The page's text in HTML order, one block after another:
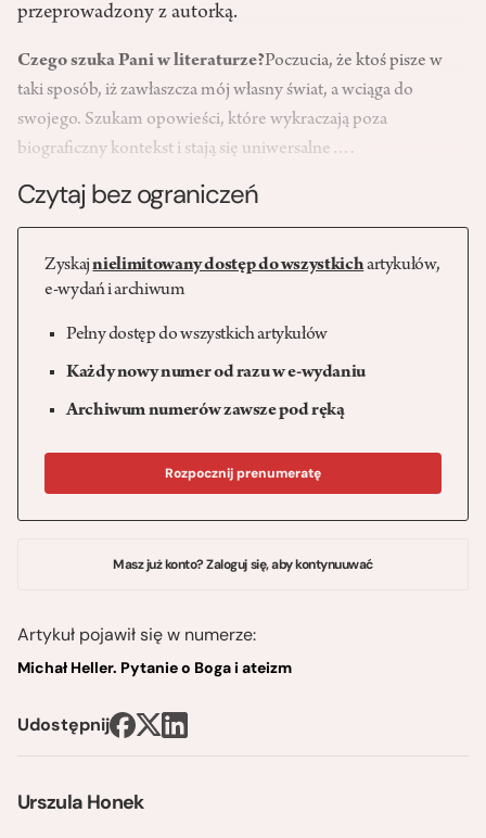
Urszula Honek
przeprowadzony z autorką.
Czego szuka Pani w literaturze?Poczucia, że ktoś pisze w
taki sposób, iż zawłaszcza mój własny świat, a wciąga do
swojego. Szukam opowieści, które wykraczają poza
biograficzny kontekst i stają się uniwersalne….
Czytaj bez ograniczeń
Zyskajnielimitowany dostęp do wszystkichartykułów,
e-wydań i archiwum
Pełny dostęp do wszystkich artykułów
Każdy nowy numer od razu w e-wydaniu
Archiwum numerów zawsze pod ręką
Rozpocznij prenumeratę
Masz już konto? Zaloguj się, aby kontynuuwać
Artykuł pojawił się w numerze:
Michał Heller. Pytanie o Boga i ateizm
Udostępnij